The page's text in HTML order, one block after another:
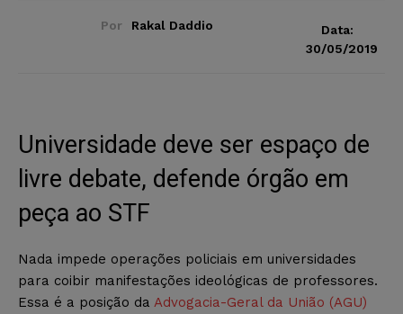
Por Rakal Daddio
Data:
30/05/2019
Universidade deve ser espaço de
livre debate, defende órgão em
peça ao STF
Nada impede operações policiais em universidades
para coibir manifestações ideológicas de professores.
Essa é a posição da Advogacia-Geral da União (AGU)